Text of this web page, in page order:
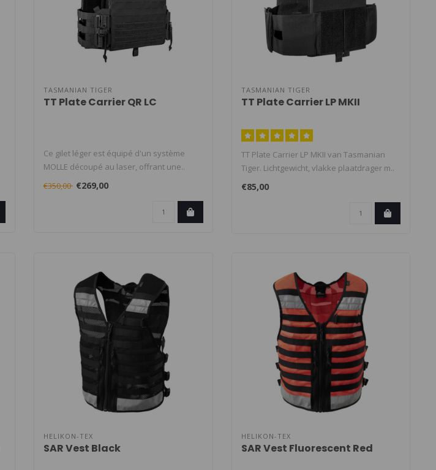
TASMANIAN TIGER
TT Plate Carrier QR LC
Ce gilet léger est équipé d'un système
MOLLE découpé au laser, offrant une..
€350,00 €269,00
TASMANIAN TIGER
TT Plate Carrier LP MKII
TT Plate Carrier LP MKII van Tasmanian
Tiger. Lichtgewicht, vlakke plaatdrager m..
€85,00
HELIKON-TEX
SAR Vest Black
HELIKON-TEX
SAR Vest Fluorescent Red